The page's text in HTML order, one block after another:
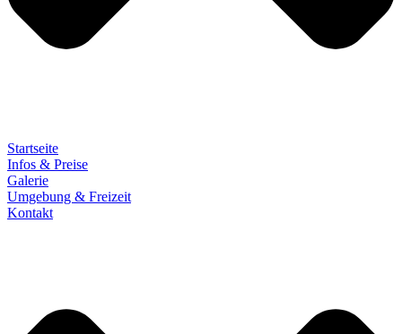
Startseite
Infos & Preise
Galerie
Umgebung & Freizeit​
Kontakt